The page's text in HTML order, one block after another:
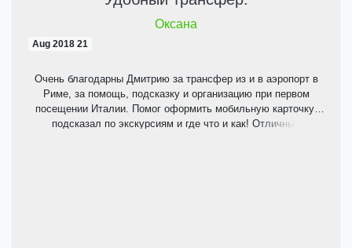
Оксана
21 Aug 2018
Очень благодарны Дмитрию за трансфер из и в аэропорт в
Риме, за помощь, подсказку и организацию при первом
посещении Италии. Помог оформить мобильную карточку,
подсказал по экскурсиям и где что и как! Отличный